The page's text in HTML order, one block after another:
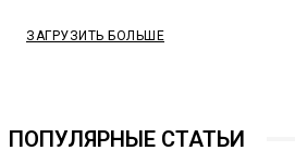
ЗАГРУЗИТЬ БОЛЬШЕ
ПОПУЛЯРНЫЕ СТАТЬИ